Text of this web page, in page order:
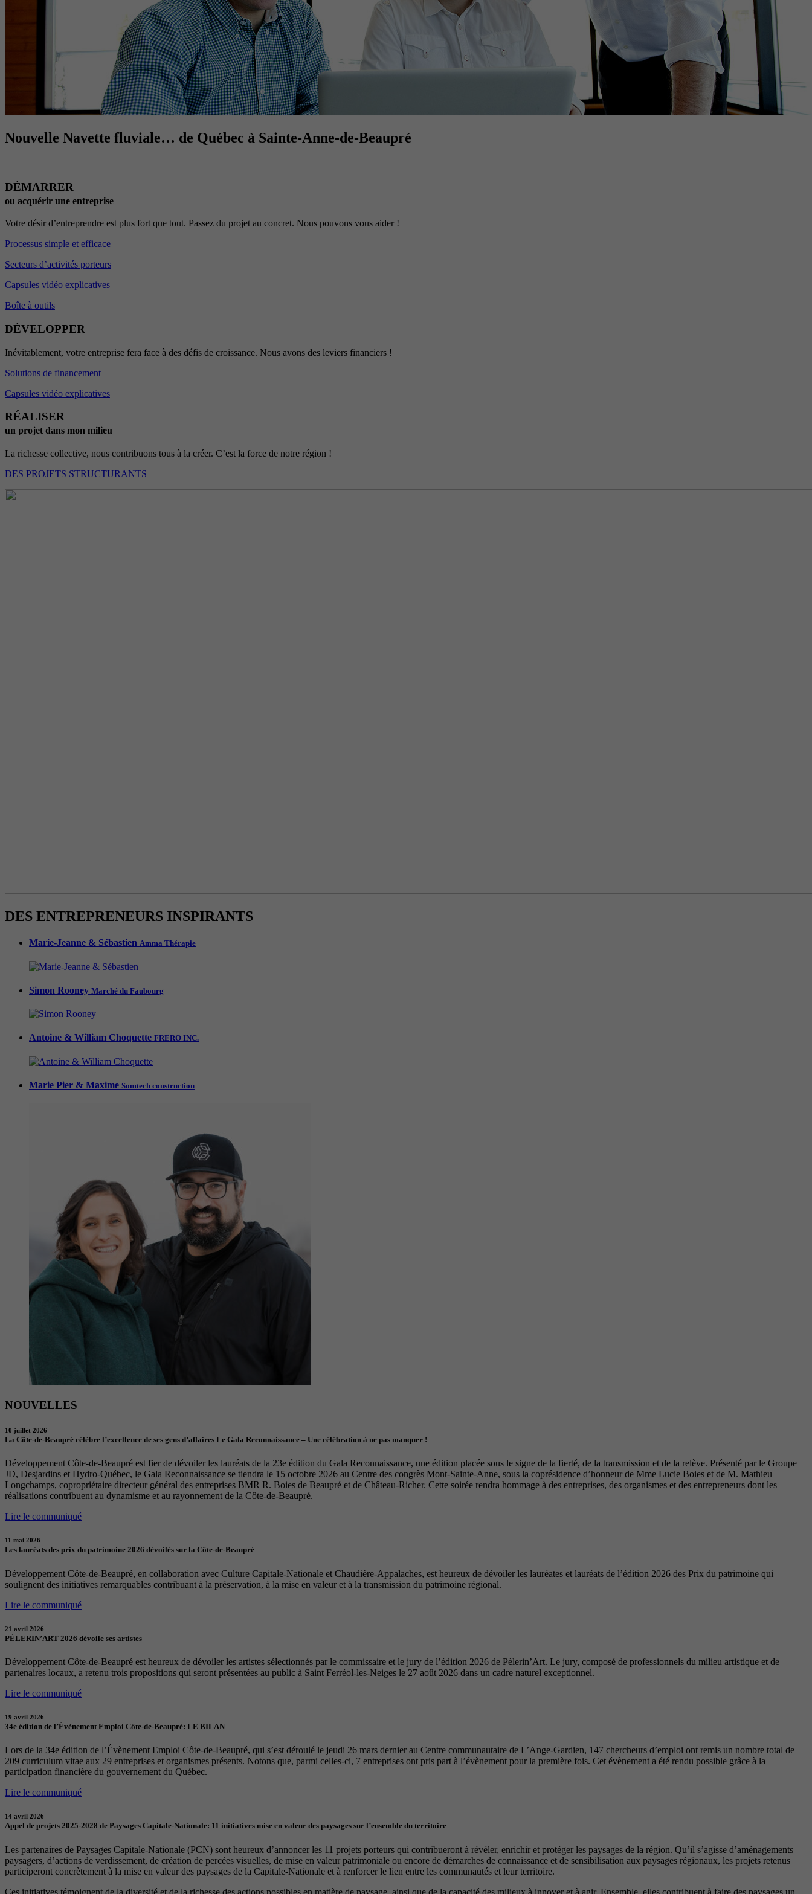
Nouvelle Navette fluviale… de Québec à Sainte-Anne-de-Beaupré
DÉMARRER
ou acquérir une entreprise
Votre désir d’entreprendre est plus fort que tout. Passez du projet au concret. Nous pouvons vous aider !
Processus simple et efficace
Secteurs d’activités porteurs
Capsules vidéo explicatives
Boîte à outils
DÉVELOPPER
Inévitablement, votre entreprise fera face à des défis de croissance. Nous avons des leviers financiers !
Solutions de financement
Capsules vidéo explicatives
RÉALISER
un projet dans mon milieu
La richesse collective, nous contribuons tous à la créer. C’est la force de notre région !
DES PROJETS STRUCTURANTS
DES ENTREPRENEURS INSPIRANTS
Marie-Jeanne & Sébastien Amma Thérapie
Simon Rooney Marché du Faubourg
Antoine & William Choquette FRERO INC.
Marie Pier & Maxime Somtech construction
NOUVELLES
10 juillet 2026
La Côte-de-Beaupré célèbre l’excellence de ses gens d’affaires Le Gala Reconnaissance – Une célébration à ne pas manquer !
Développement Côte-de-Beaupré est fier de dévoiler les lauréats de la 23e édition du Gala Reconnaissance, une édition placée sous le signe de la fierté, de la transmission et de la relève. Présenté par le Groupe
JD, Desjardins et Hydro-Québec, le Gala Reconnaissance se tiendra le 15 octobre 2026 au Centre des congrès Mont-Sainte-Anne, sous la coprésidence d’honneur de Mme Lucie Boies et de M. Mathieu
Longchamps, copropriétaire directeur général des entreprises BMR R. Boies de Beaupré et de Château-Richer. Cette soirée rendra hommage à des entreprises, des organismes et des entrepreneurs dont les
réalisations contribuent au dynamisme et au rayonnement de la Côte-de-Beaupré.
Lire le communiqué
11 mai 2026
Les lauréats des prix du patrimoine 2026 dévoilés sur la Côte-de-Beaupré
Développement Côte-de-Beaupré, en collaboration avec Culture Capitale-Nationale et Chaudière-Appalaches, est heureux de dévoiler les lauréates et lauréats de l’édition 2026 des Prix du patrimoine qui
soulignent des initiatives remarquables contribuant à la préservation, à la mise en valeur et à la transmission du patrimoine régional.
Lire le communiqué
21 avril 2026
PÈLERIN’ART 2026 dévoile ses artistes
Développement Côte-de-Beaupré est heureux de dévoiler les artistes sélectionnés par le commissaire et le jury de l’édition 2026 de Pèlerin’Art. Le jury, composé de professionnels du milieu artistique et de
partenaires locaux, a retenu trois propositions qui seront présentées au public à Saint Ferréol-les-Neiges le 27 août 2026 dans un cadre naturel exceptionnel.
Lire le communiqué
19 avril 2026
34e édition de l’Évènement Emploi Côte-de-Beaupré: LE BILAN
Lors de la 34e édition de l’Évènement Emploi Côte-de-Beaupré, qui s’est déroulé le jeudi 26 mars dernier au Centre communautaire de L’Ange-Gardien, 147 chercheurs d’emploi ont remis un nombre total de
209 curriculum vitae aux 29 entreprises et organismes présents. Notons que, parmi celles-ci, 7 entreprises ont pris part à l’évènement pour la première fois. Cet évènement a été rendu possible grâce à la
participation financière du gouvernement du Québec.
Lire le communiqué
14 avril 2026
Appel de projets 2025-2028 de Paysages Capitale-Nationale: 11 initiatives mise en valeur des paysages sur l’ensemble du territoire
Les partenaires de Paysages Capitale-Nationale (PCN) sont heureux d’annoncer les 11 projets porteurs qui contribueront à révéler, enrichir et protéger les paysages de la région. Qu’il s’agisse d’aménagements
paysagers, d’actions de verdissement, de création de percées visuelles, de mise en valeur patrimoniale ou encore de démarches de connaissance et de sensibilisation aux paysages régionaux, les projets retenus
participeront concrètement à la mise en valeur des paysages de la Capitale-Nationale et à renforcer le lien entre les communautés et leur territoire.
Ces initiatives témoignent de la diversité et de la richesse des actions possibles en matière de paysage, ainsi que de la capacité des milieux à innover et à agir. Ensemble, elles contribuent à faire des paysages un